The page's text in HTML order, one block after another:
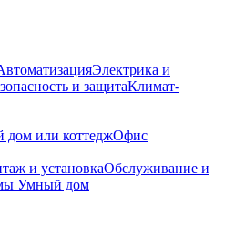
Электрика и
и защитаКлимат-
дом или коттеджОфис
и установкаОбслуживание и
Умный дом